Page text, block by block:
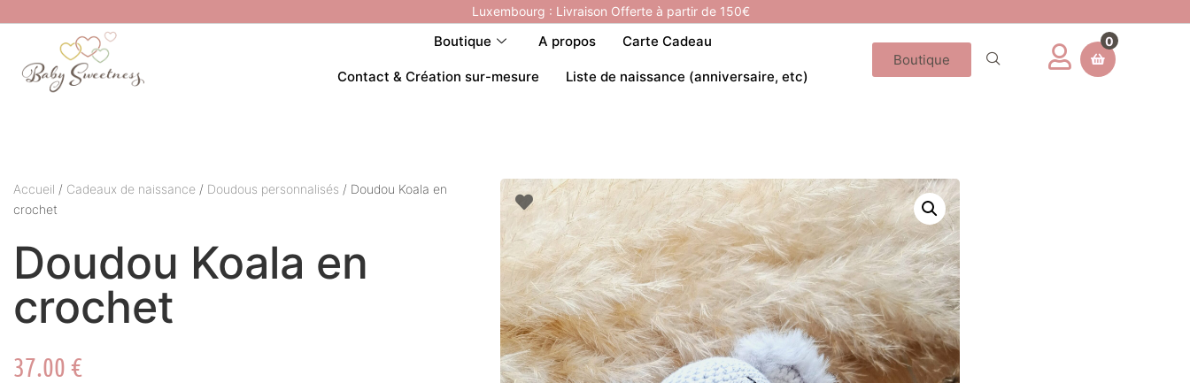
Luxembourg : Livraison Offerte à partir de 150€
Boutique A propos Carte Cadeau
Contact & Création sur-mesure Liste de naissance (anniversaire, etc)
Boutique
0
Accueil / Cadeaux de naissance / Doudous personnalisés / Doudou Koala en
crochet
Doudou Koala en
crochet
37.00 €